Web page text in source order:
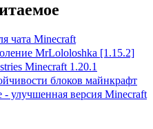
чата Minecraft
MrLololoshka [1.15.2]
Minecraft 1.20.1
блоков майнкрафт
- улучшенная версия Minecraft